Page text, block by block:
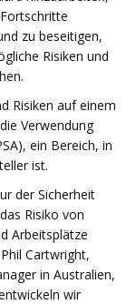
zu beseitigen,
Risiken und
Risiken auf einem
Verwendung
ein Bereich, in
ist.
der Sicherheit
Risiko von
Arbeitsplätze
Cartwright,
in Australien,
wir